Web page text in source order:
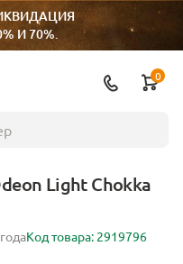
И 70%.
0
Light Chokka
Код товара: 2919796